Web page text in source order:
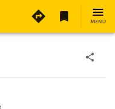
MENÜ